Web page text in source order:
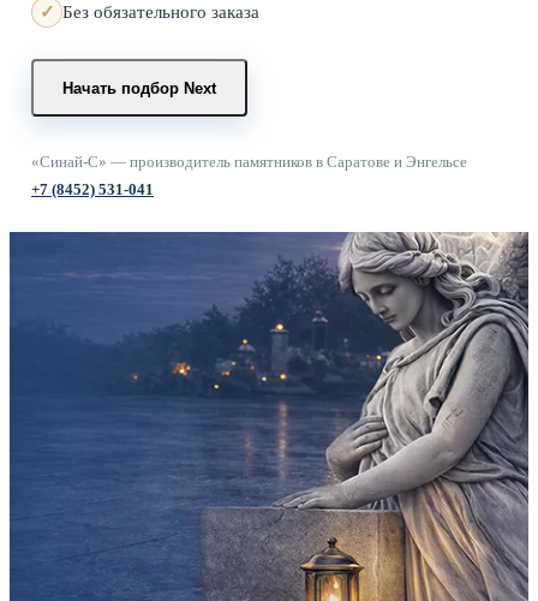
Без обязательного заказа
Начать подбор Next
«Синай-С» — производитель памятников в Саратове и Энгельсе
+7 (8452) 531-041